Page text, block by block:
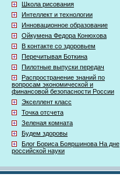
Школа рисования
Интеллект и технологии
Инновационное образование
Ойкумена Федора Конюхова
В контакте со здоровьем
Перечитывая Боткина
Пилотные выпуски передач
Распространение знаний по
вопросам экономической и
финансовой безопасности России
Экселлент класс
Точка отсчета
Зеленая комната
Будем здоровы
Блог Бориса Бояршинова На дне
российской науки